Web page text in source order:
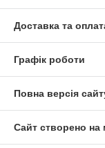
Доставка та
Графік роботи
Повна версія
Сайт створено на